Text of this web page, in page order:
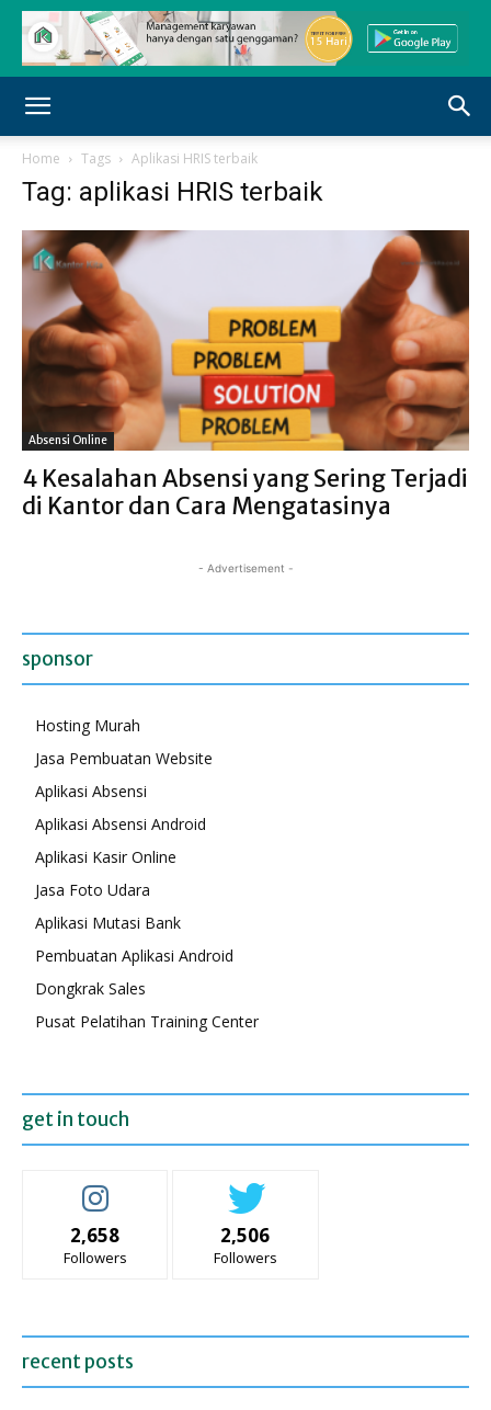
Home Tags Aplikasi HRIS terbaik
Tag: aplikasi HRIS terbaik
Absensi Online
4 Kesalahan Absensi yang Sering Terjadi
di Kantor dan Cara Mengatasinya
- Advertisement -
sponsor
Hosting Murah
Jasa Pembuatan Website
Aplikasi Absensi
Aplikasi Absensi Android
Aplikasi Kasir Online
Jasa Foto Udara
Aplikasi Mutasi Bank
Pembuatan Aplikasi Android
Dongkrak Sales
Pusat Pelatihan Training Center
get in touch
2,658
Followers
2,506
Followers
recent posts